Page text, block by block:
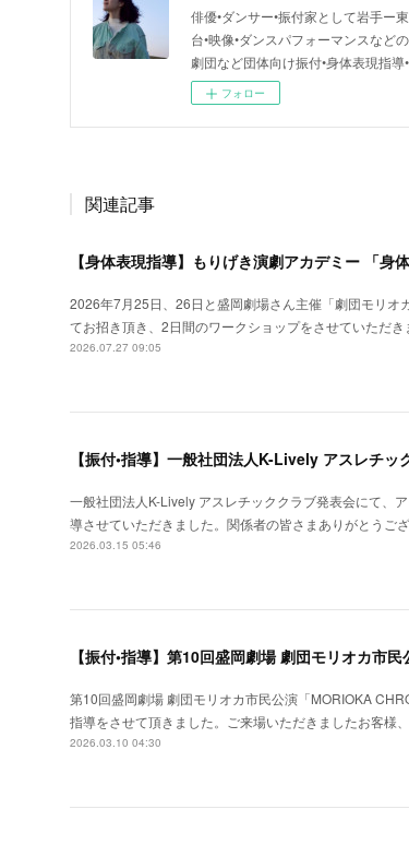
俳優•ダンサー•振付家として岩手
台•映像•ダンスパフォーマンスなど
劇団など団体向け振付•身体表現指導
フォロー
関連記事
2026年7月25日、26日と盛岡劇場さん主催「劇団モリオ
てお招き頂き、2日間のワークショップをさせていただ
2026.07.27 09:05
【振付•指導】一般社団法人K-Lively アスレチッ
一般社団法人K-Lively アスレチッククラブ発表会にて、
導させていただきました。関係者の皆さまありがとうご
2026.03.15 05:46
第10回盛岡劇場 劇団モリオカ市民公演「MORIOKA
指導をさせて頂きました。ご来場いただきましたお客
2026.03.10 04:30